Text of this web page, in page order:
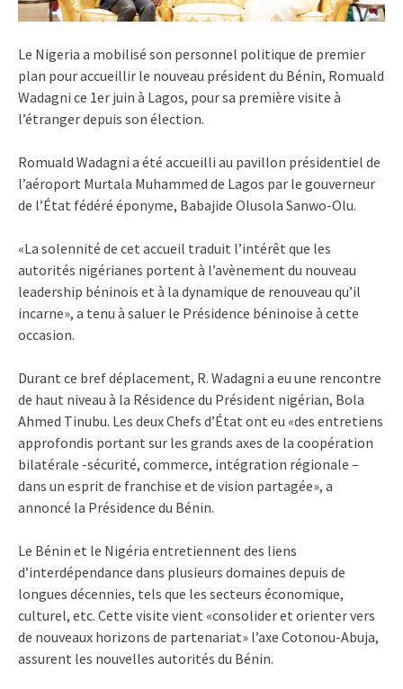
Le Nigeria a mobilisé son personnel politique de premier
plan pour accueillir le nouveau président du Bénin, Romuald
Wadagni ce 1er juin à Lagos, pour sa première visite à
l’étranger depuis son élection.
Romuald Wadagni a été accueilli au pavillon présidentiel de
l’aéroport Murtala Muhammed de Lagos par le gouverneur
de l’État fédéré éponyme, Babajide Olusola Sanwo-Olu.
«La solennité de cet accueil traduit l’intérêt que les
autorités nigérianes portent à l’avènement du nouveau
leadership béninois et à la dynamique de renouveau qu’il
incarne», a tenu à saluer le Présidence béninoise à cette
occasion.
Durant ce bref déplacement, R. Wadagni a eu une rencontre
de haut niveau à la Résidence du Président nigérian, Bola
Ahmed Tinubu. Les deux Chefs d’État ont eu «des entretiens
approfondis portant sur les grands axes de la coopération
bilatérale -sécurité, commerce, intégration régionale –
dans un esprit de franchise et de vision partagée», a
annoncé la Présidence du Bénin.
Le Bénin et le Nigéria entretiennent des liens
d’interdépendance dans plusieurs domaines depuis de
longues décennies, tels que les secteurs économique,
culturel, etc. Cette visite vient «consolider et orienter vers
de nouveaux horizons de partenariat» l’axe Cotonou-Abuja,
assurent les nouvelles autorités du Bénin.